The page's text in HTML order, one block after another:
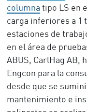
columna tipo LS en
carga inferiores a 1
estaciones de
en el área de
ABUS, CarlHag AB,
Engcon para la
desde que se
mantenimiento e